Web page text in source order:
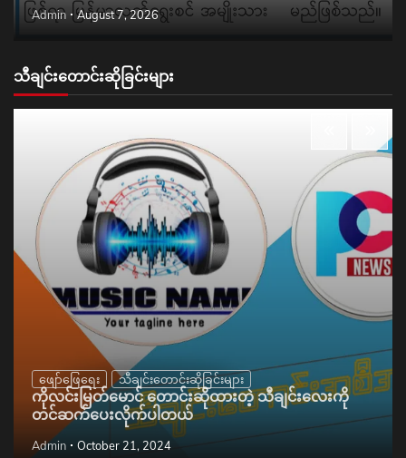
Admin August 7, 2026
သီချင်းတောင်းဆိုခြင်းများ
ဖျော်ဖြေရေး သီချင်းတောင်းဆိုခြင်းများ
ကိုလင်းမြတ်မောင် တောင်းဆိုထားတဲ့ သီချင်းလေးကို
တင်ဆက်ပေးလိုက်ပါတယ်
Admin October 21, 2024